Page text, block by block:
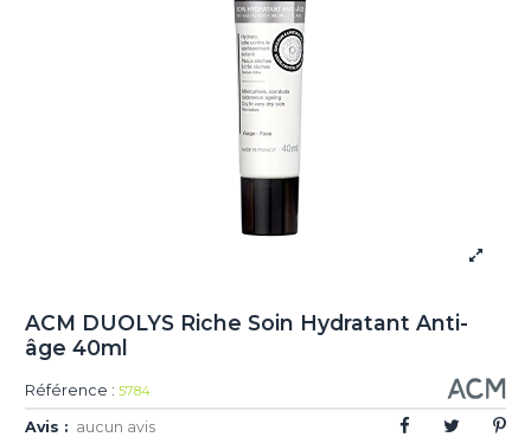
ACM DUOLYS Riche Soin Hydratant Anti-
âge 40ml
Référence : 5784
Avis : aucun avis